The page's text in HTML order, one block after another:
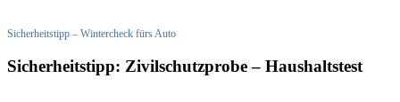
Sicherheitstipp – Wintercheck fürs Auto
Sicherheitstipp: Zivilschutzprobe – Haushaltstest